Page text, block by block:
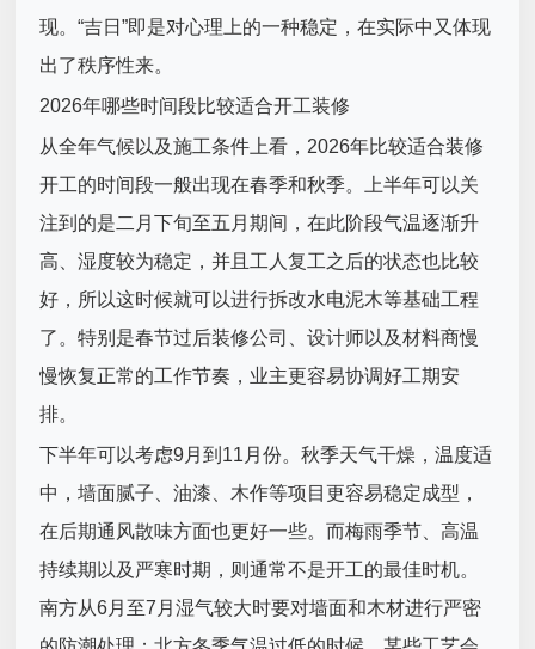
现。“吉日”即是对心理上的一种稳定，在实际中又体现
出了秩序性来。
2026年哪些时间段比较适合开工装修
从全年气候以及施工条件上看，2026年比较适合装修
开工的时间段一般出现在春季和秋季。上半年可以关
注到的是二月下旬至五月期间，在此阶段气温逐渐升
高、湿度较为稳定，并且工人复工之后的状态也比较
好，所以这时候就可以进行拆改水电泥木等基础工程
了。特别是春节过后装修公司、设计师以及材料商慢
慢恢复正常的工作节奏，业主更容易协调好工期安
排。
下半年可以考虑9月到11月份。秋季天气干燥，温度适
中，墙面腻子、油漆、木作等项目更容易稳定成型，
在后期通风散味方面也更好一些。而梅雨季节、高温
持续期以及严寒时期，则通常不是开工的最佳时机。
南方从6月至7月湿气较大时要对墙面和木材进行严密